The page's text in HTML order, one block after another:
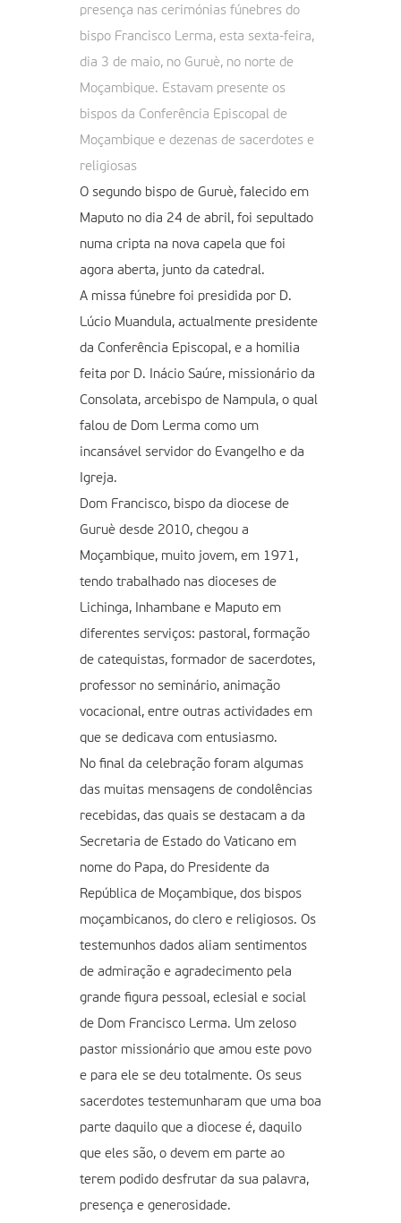
presença nas cerimónias fúnebres do
bispo Francisco Lerma, esta sexta-feira,
dia 3 de maio, no Guruè, no norte de
Moçambique. Estavam presente os
bispos da Conferência Episcopal de
Moçambique e dezenas de sacerdotes e
religiosas
O segundo bispo de Guruè, falecido em
Maputo no dia 24 de abril, foi sepultado
numa cripta na nova capela que foi
agora aberta, junto da catedral.
A missa fúnebre foi presidida por D.
Lúcio Muandula, actualmente presidente
da Conferência Episcopal, e a homilia
feita por D. Inácio Saúre, missionário da
Consolata, arcebispo de Nampula, o qual
falou de Dom Lerma como um
incansável servidor do Evangelho e da
Igreja.
Dom Francisco, bispo da diocese de
Guruè desde 2010, chegou a
Moçambique, muito jovem, em 1971,
tendo trabalhado nas dioceses de
Lichinga, Inhambane e Maputo em
diferentes serviços: pastoral, formação
de catequistas, formador de sacerdotes,
professor no seminário, animação
vocacional, entre outras actividades em
que se dedicava com entusiasmo.
No final da celebração foram algumas
das muitas mensagens de condolências
recebidas, das quais se destacam a da
Secretaria de Estado do Vaticano em
nome do Papa, do Presidente da
República de Moçambique, dos bispos
moçambicanos, do clero e religiosos. Os
testemunhos dados aliam sentimentos
de admiração e agradecimento pela
grande figura pessoal, eclesial e social
de Dom Francisco Lerma. Um zeloso
pastor missionário que amou este povo
e para ele se deu totalmente. Os seus
sacerdotes testemunharam que uma boa
parte daquilo que a diocese é, daquilo
que eles são, o devem em parte ao
terem podido desfrutar da sua palavra,
presença e generosidade.